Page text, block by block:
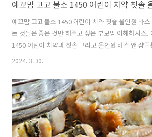
예꼬맘 고고 불소 1450 어린이 치약 칫솔 올인원 바
는 것들은 좋은 것만 해주고 싶은 부모맘 이해하시죠.
1450 어린이 치약과 칫솔 그리고 올인원 바스 앤 샴
요. 아이 양치질을 해주고 씻겨주면서 가능하면 건강에
래도 안정감이 가장 좋았던 것 같습니다. 치약의 경우
써보고 있는데요. 아이가 치약을 계속 삼키던 아주 어
이 아무래도 맞을 것 같은데요. 뭐 물론 찾아보니 불
되고 어느정도는 먹더라도 상관은 없다고 하더라구
1450 어린이 치약 경우도 1000~1500ppm이 권장치
2024. 3. 30.